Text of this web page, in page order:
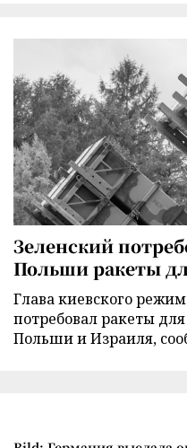
Зеленский
Польши ракеты
Глава киевского
потребовал ракеты
Польши и Израиля,